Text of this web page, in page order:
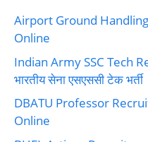
Airport Ground
Online
Indian Army SSC Tech
भारतीय सेना एसएससी टेक भर्ती
DBATU Professor
Online